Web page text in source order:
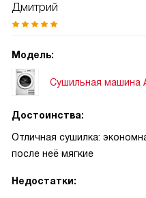
реже. Работает тише, чем
слышны нормально, а в
фильтра занимает минуту,
в несколько циклов — всё
месяц использования не
программ: стандартные
просушить пару вещей.
Дмитрий
Модель:
Сушильная машина
Достоинства:
Отличная сушилка:
после неё мягкие
Недостатки: